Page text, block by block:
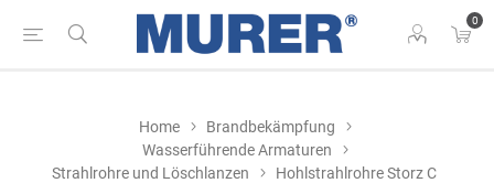
0
Home
Brandbekämpfung
Wasserführende Armaturen
Strahlrohre und Löschlanzen
Hohlstrahlrohre Storz C